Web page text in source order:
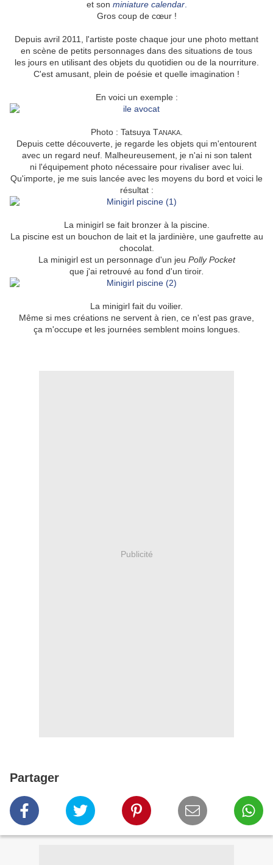
et son miniature calendar.
Gros coup de cœur !
Depuis avril 2011, l'artiste poste chaque jour une photo mettant
en scène de petits personnages dans des situations de tous
les jours en utilisant des objets du quotidien ou de la nourriture.
C'est amusant, plein de poésie et quelle imagination !
En voici un exemple :
Photo : Tatsuya TANAKA.
Depuis cette découverte, je regarde les objets qui m'entourent
avec un regard neuf. Malheureusement, je n'ai ni son talent
ni l'équipement photo nécessaire pour rivaliser avec lui.
Qu'importe, je me suis lancée avec les moyens du bord et voici le
résultat :
La minigirl se fait bronzer à la piscine.
La piscine est un bouchon de lait et la jardinière, une gaufrette au
chocolat.
La minigirl est un personnage d'un jeu Polly Pocket
que j'ai retrouvé au fond d'un tiroir.
La minigirl fait du voilier.
Même si mes créations ne servent à rien, ce n'est pas grave,
ça m'occupe et les journées semblent moins longues.
Publicité
Partager